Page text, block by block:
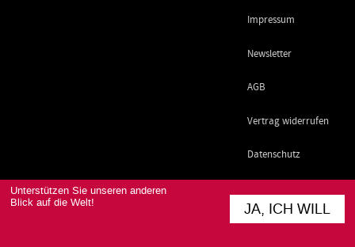
Unterstützen Sie unseren anderen
Blick auf die Welt!
JA, ICH WILL
Impressum
Newsletter
AGB
Vertrag widerrufen
Datenschutz